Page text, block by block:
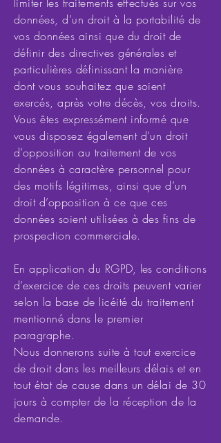
données, d’un droit à la portabilité de
vos données ainsi que du droit de
définir des directives générales et
particulières définissant la manière
dont vous souhaitez que soient
exercés, après votre décès, vos droits.
Vous êtes expressément informé que
vous disposez également d’un droit
d’opposition au traitement de vos
données à caractère personnel pour
des motifs légitimes, ainsi que d’un
droit d’opposition à ce que ces
données soient utilisées à des fins de
prospection commerciale.
En application du RGPD, les conditions
d’exercice de ces droits peuvent varier
selon la base de licéité du traitement
mentionné dans le premier
paragraphe.
Nous donnerons suite à tout exercice
de droit dans les meilleurs délais et en
tout état de cause dans un délai de 30
jours à compter de la réception de la
demande.